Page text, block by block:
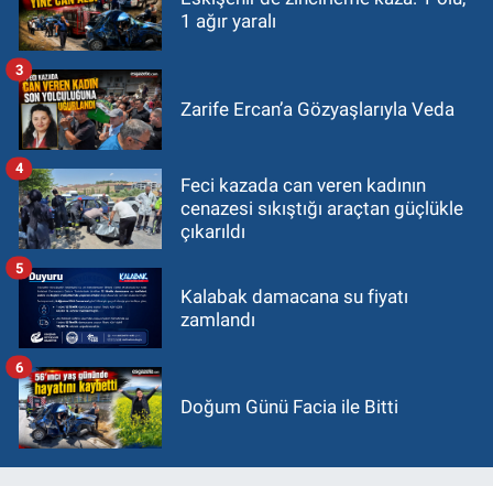
1 ağır yaralı
Zarife Ercan’a Gözyaşlarıyla Veda
3
Feci kazada can veren kadının
cenazesi sıkıştığı araçtan güçlükle
çıkarıldı
4
Kalabak damacana su fiyatı
zamlandı
5
Doğum Günü Facia ile Bitti
6